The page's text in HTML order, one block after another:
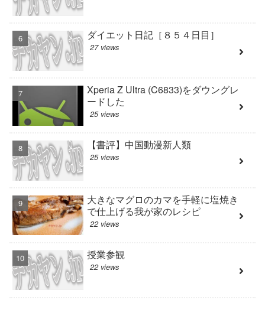
ダイエット日記［８５４日目］
27 views
Xperia Z Ultra (C6833)をダウングレ
ードした
25 views
【書評】中国動漫新人類
25 views
大きなマグロのカマを手軽に塩焼き
で仕上げる我が家のレシピ
22 views
授業参観
22 views